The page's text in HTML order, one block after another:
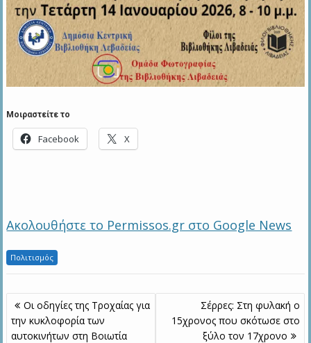
Μοιραστείτε το
Facebook X
Ακολουθήστε το Permissos.gr στο Google News
Πολιτισμός
Πλοήγηση
άρθρων
Οι οδηγίες της Τροχαίας για
την κυκλοφορία των
αυτοκινήτων στη Βοιωτία
Σέρρες: Στη φυλακή ο
15χρονος που σκότωσε στο
ξύλο τον 17χρονο